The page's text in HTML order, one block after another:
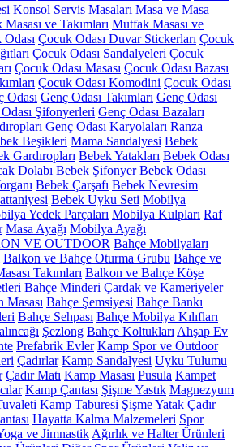
Konsol Servis Masaları Masa ve Masa
Masası ve Takımları Mutfak Masası ve
Çocuk Odası Duvar Stickerları Çocuk
Çocuk Odası Sandalyeleri Çocuk
Çocuk Odası Masası Çocuk Odası Bazası
Çocuk Odası Komodini Çocuk Odası
Odası Genç Odası Takımları Genç Odası
Şifonyerleri Genç Odası Bazaları
Genç Odası Karyolaları Ranza
Beşikleri Mama Sandalyesi Bebek
Gardıropları Bebek Yatakları Bebek Odası
Dolabı Bebek Şifonyer Bebek Odası
Bebek Çarşafı Bebek Nevresim
Bebek Uyku Seti Mobilya
Yedek Parçaları Mobilya Kulpları Raf
Masa Ayağı Mobilya Ayağı
VE OUTDOOR Bahçe Mobilyaları
Balkon ve Bahçe Oturma Grubu Bahçe ve
Takımları Balkon ve Bahçe Köşe
Bahçe Minderi Çardak ve Kameriyeler
Bahçe Şemsiyesi Bahçe Bankı
Bahçe Sehpası Bahçe Mobilya Kılıfları
Şezlong Bahçe Koltukları Ahşap Ev
Prefabrik Evler Kamp Spor ve Outdoor
Çadırlar Kamp Sandalyesi Uyku Tulumu
Çadır Matı Kamp Masası Pusula Kampet
Kamp Çantası Şişme Yastık Magnezyum
Kamp Taburesi Şişme Yatak Çadır
Hayatta Kalma Malzemeleri Spor
ve Jimnastik Ağırlık ve Halter Ürünleri